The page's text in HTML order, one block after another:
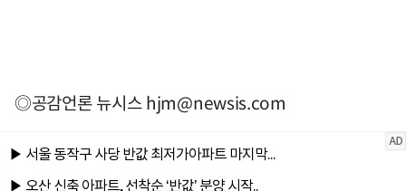
◎공감언론 뉴시스hjm@newsis.com